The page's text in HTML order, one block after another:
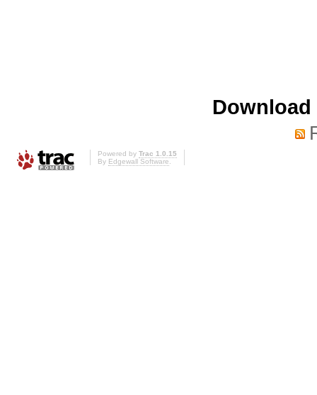
Powered by Trac 1.0.15
By Edgewall Software